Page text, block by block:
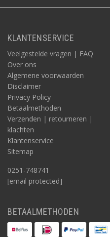
KLANTENSERVICE
Veelgestelde vragen | FAQ
Over ons
Algemene voorwaarden
Disclaimer
Privacy Policy
Betaalmethoden
Verzenden | retourneren |
klachten
Klantenservice
Sitemap
0251-748741
[email protected]
BETAALMETHODEN